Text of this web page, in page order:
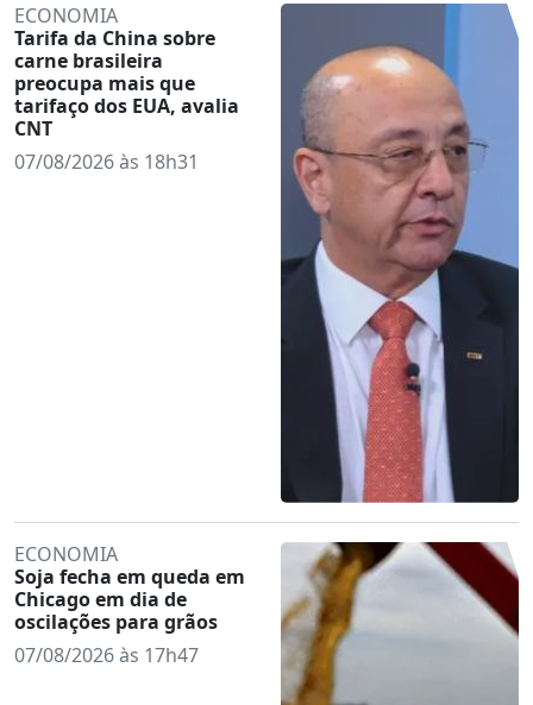
ECONOMIA
Tarifa da China sobre
carne brasileira
preocupa mais que
tarifaço dos EUA, avalia
CNT
07/08/2026 às 18h31
ECONOMIA
Soja fecha em queda em
Chicago em dia de
oscilações para grãos
07/08/2026 às 17h47